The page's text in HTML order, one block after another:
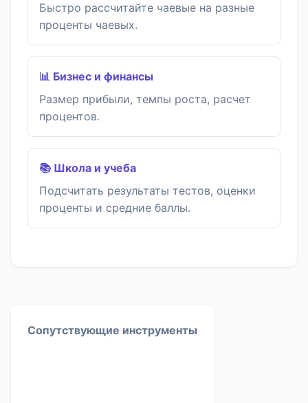
Быстро рассчитайте чаевые на разные
проценты чаевых.
📊 Бизнес и финансы
Размер прибыли, темпы роста, расчет
процентов.
📚 Школа и учеба
Подсчитать результаты тестов, оценки
проценты и средние баллы.
Сопутствующие инструменты